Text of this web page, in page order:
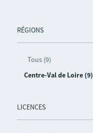
RÉGIONS
Tous (9)
Centre-Val de Loire (9)
LICENCES